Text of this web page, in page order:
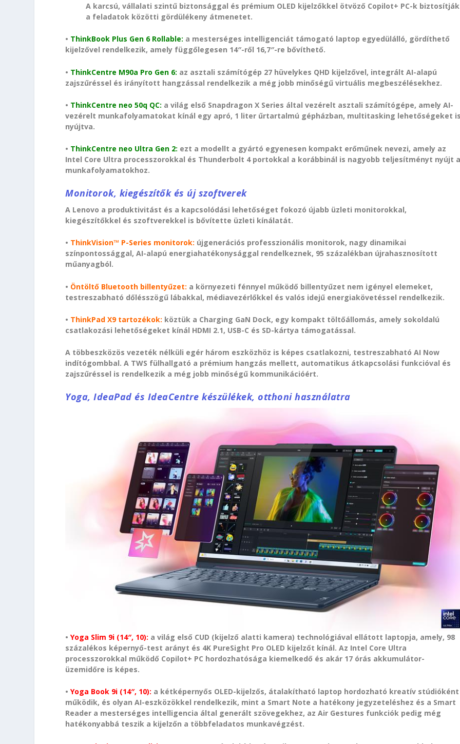
A karcsú, vállalati szintű biztonsággal és prémium OLED kijelzőkkel ötvöző Copilot+ PC-k biztosítják
a feladatok közötti gördülékeny átmenetet.
• ThinkBook Plus Gen 6 Rollable: a mesterséges intelligenciát támogató laptop egyedülálló, gördíthető
kijelzővel rendelkezik, amely függőlegesen 14″-ről 16,7″-re bővíthető.
• ThinkCentre M90a Pro Gen 6: az asztali számítógép 27 hüvelykes QHD kijelzővel, integrált AI-alapú
zajszűréssel és irányított hangzással rendelkezik a még jobb minőségű virtuális megbeszélésekhez.
• ThinkCentre neo 50q QC: a világ első Snapdragon X Series által vezérelt asztali számítógépe, amely AI-
vezérelt munkafolyamatokat kínál egy apró, 1 liter űrtartalmú gépházban, multitasking lehetőségeket
nyújtva.
• ThinkCentre neo Ultra Gen 2: ezt a modellt a gyártó egyenesen kompakt erőműnek nevezi, amely az
Intel Core Ultra processzorokkal és Thunderbolt 4 portokkal a korábbinál is nagyobb teljesítményt nyújt
munkafolyamatokhoz.
Monitorok, kiegészítők és új szoftverek
A Lenovo a produktivitást és a kapcsolódási lehetőséget fokozó újabb üzleti monitorokkal,
kiegészítőkkel és szoftverekkel is bővítette üzleti kínálatát.
• ThinkVision™ P-Series monitorok: újgenerációs professzionális monitorok, nagy dinamikai
színpontossággal, AI-alapú energiahatékonysággal rendelkeznek, 95 százalékban újrahasznosított
műanyagból.
• Öntöltő Bluetooth billentyűzet: a környezeti fénnyel működő billentyűzet nem igényel elemeket,
testreszabható dőlésszögű lábakkal, médiavezérlőkkel és valós idejű energiakövetéssel rendelkezik.
• ThinkPad X9 tartozékok: köztük a Charging GaN Dock, egy kompakt töltőállomás, amely sokoldalú
csatlakozási lehetőségeket kínál HDMI 2.1, USB-C és SD-kártya támogatással.
A többeszközös vezeték nélküli egér három eszközhöz is képes csatlakozni, testreszabható AI Now
indítógombbal. A TWS fülhallgató a prémium hangzás mellett, automatikus átkapcsolási funkcióval és
zajszűréssel is rendelkezik a még jobb minőségű kommunikációért.
Yoga, IdeaPad és IdeaCentre készülékek, otthoni használatra
•Yoga Slim 9i (14″, 10): a világ első CUD (kijelző alatti kamera) technológiával ellátott laptopja, amely, 98
százalékos képernyő-test arányt és 4K PureSight Pro OLED kijelzőt kínál.Az Intel Core Ultra
processzorokkal működő Copilot+ PC hordozhatósága kiemelkedő és akár 17 órás akkumulátor-
üzemidőre is képes.
•Yoga Book 9i (14″, 10): a kétképernyős OLED-kijelzős, átalakítható laptop hordozható kreatív stúdióként
működik, és olyan AI-eszközökkel rendelkezik, mint a Smart Note a hatékony jegyzeteléshez és a Smart
Reader a mesterséges intelligencia által generált szövegekhez, az Air Gestures funkciók pedig még
hatékonyabbá teszik a kijelzőn a többfeladatos munkavégzést.